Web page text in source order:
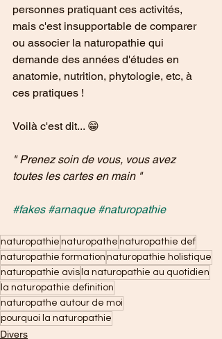
personnes pratiquant ces activités,
mais c'est insupportable de comparer
ou associer la naturopathie qui
demande des années d'études en
anatomie, nutrition, phytologie, etc, à
ces pratiques !
Voilà c'est dit... 😁
" Prenez soin de vous, vous avez
toutes les cartes en main "
#fakes #arnaque #naturopathie
naturopathie naturopathe naturopathie def
naturopathie formation naturopathie holistique
naturopathie avis la naturopathie au quotidien
la naturopathie definition
naturopathe autour de moi
pourquoi la naturopathie
Divers